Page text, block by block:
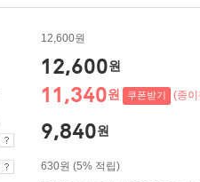
12,600원
12,600원
11,340원 쿠폰받기 (종
9,840원
630원 (5% 적립)